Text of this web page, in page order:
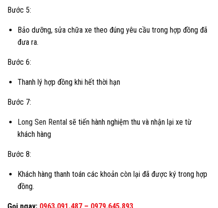
Bước 5:
Bảo dưỡng, sửa chữa xe theo đúng yêu cầu trong hợp đồng đã
đưa ra.
Bước 6:
Thanh lý hợp đồng khi hết thời hạn
Bước 7:
Long Sen Rentalsẽ tiến hành nghiệm thu và nhận lại xe từ
khách hàng
Bước 8:
Khách hàng thanh toán các khoản còn lại đã được ký trong hợp
đồng.